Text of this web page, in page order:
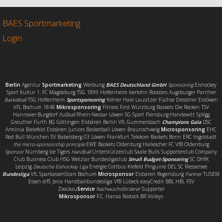
o
k
r
BAES Sportmarketing
Login
Berlin Agentur Sportmarketing Werbung BAES Deutschland GmbH SponsoringEishockey
Sport Kultur 1. FC Magdeburg TSG 1899 Hoffenheim Iserlohn Roosters Augsburger Panther
BasketballTSG Hoffenheim SportsponsoringKölner Haie Lausitzer Füchse Dresdner Eislöwen
VFL Bochum 1848 Mikrosponsoring Fitness First Würzburg Baskets Die Recken TSV
Hannover-Burgdorf FußballRhein-Neckar Löwen SG Sport Flensburg-Handewitt SpVgg
Greuther Fürth BG Göttingen Eisbären Berlin VfL Gummersbach Champions GalaDSC
Arminia Bielefeld Eisbären Juniors Basketball Löwen Braunschweig Microsponsoring EHC
Red Bull München SV Babelsberg 03 Löwen Frankfurt Telekom Baskets Bonn ERC Ingolstadt
the micro-sponsorship principleEWE Baskets Oldenburg Hallescher FC VfB Oldenburg
SponsorNürnberg Ice Tigers HandballUnterstützerclub Saale Bulls Supporterclub Company
Club Business Club HSG Wetzlar Bundesligaclub Small Budget-SponsoringSC DHfK
Leipzig Deutsche Eishockey LigaEnergie Cottbus Krefeld Pinguine DEL SC Riessersee
Bundesliga VfL SparkassenStars Bochum MicrosponsorEisbären Regensburg PartnerTUSEM
Essen elf5 Jena Handballbundesliga VfB Lübeck easyCredit BBL HBL FSV
ZwickauService NachwuchsfördererSupporter
MikrosponsorF.C. Hansa Rostock BR Volleys